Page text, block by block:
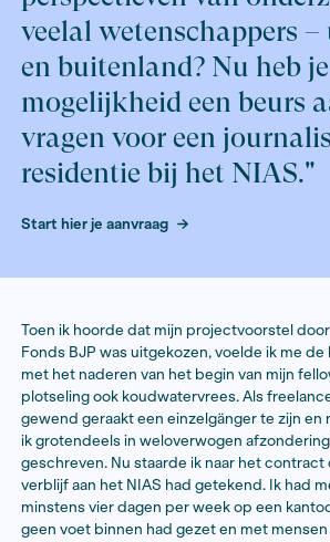
"Wil je in een